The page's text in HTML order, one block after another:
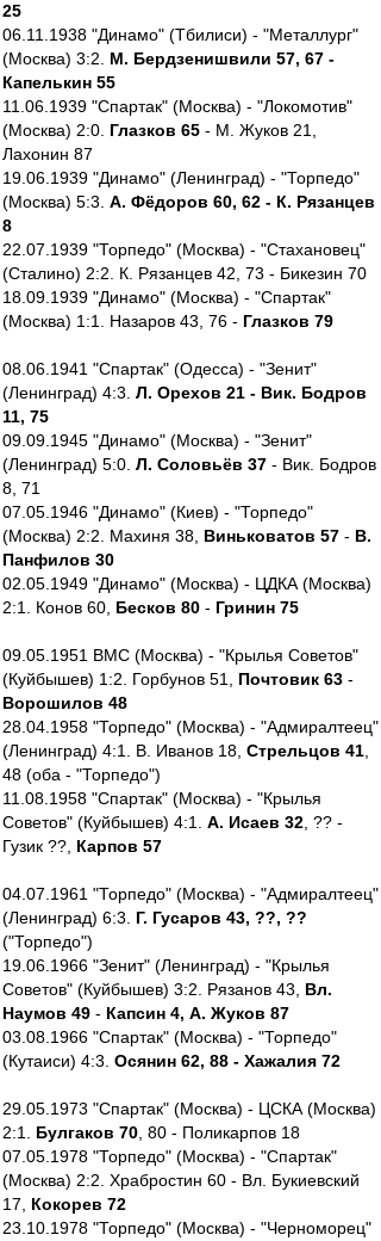
25
06.11.1938 "Динамо" (Тбилиси) - "Металлург"
(Москва) 3:2. М. Бердзенишвили 57, 67 -
Капелькин 55
11.06.1939 "Спартак" (Москва) - "Локомотив"
(Москва) 2:0. Глазков 65 - М. Жуков 21,
Лахонин 87
19.06.1939 "Динамо" (Ленинград) - "Торпедо"
(Москва) 5:3. А. Фёдоров 60, 62 - К. Рязанцев
8
22.07.1939 "Торпедо" (Москва) - "Стахановец"
(Сталино) 2:2. К. Рязанцев 42, 73 - Бикезин 70
18.09.1939 "Динамо" (Москва) - "Спартак"
(Москва) 1:1. Назаров 43, 76 - Глазков 79
08.06.1941 "Спартак" (Одесса) - "Зенит"
(Ленинград) 4:3. Л. Орехов 21 - Вик. Бодров
11, 75
09.09.1945 "Динамо" (Москва) - "Зенит"
(Ленинград) 5:0. Л. Соловьёв 37 - Вик. Бодров
8, 71
07.05.1946 "Динамо" (Киев) - "Торпедо"
(Москва) 2:2. Махиня 38, Виньковатов 57 - В.
Панфилов 30
02.05.1949 "Динамо" (Москва) - ЦДКА (Москва)
2:1. Конов 60, Бесков 80 - Гринин 75
09.05.1951 ВМС (Москва) - "Крылья Советов"
(Куйбышев) 1:2. Горбунов 51, Почтовик 63 -
Ворошилов 48
28.04.1958 "Торпедо" (Москва) - "Адмиралтеец"
(Ленинград) 4:1. В. Иванов 18, Стрельцов 41
48 (оба - "Торпедо")
11.08.1958 "Спартак" (Москва) - "Крылья
Советов" (Куйбышев) 4:1. А. Исаев 32 , ?? -
Гузик ??, Карпов 57
04.07.1961 "Торпедо" (Москва) - "Адмиралтеец"
(Ленинград) 6:3. Г. Гусаров 43, ??, ??
("Торпедо")
19.06.1966 "Зенит" (Ленинград) - "Крылья
Советов" (Куйбышев) 3:2. Рязанов 43, Вл.
Наумов 49 - Капсин 4, А. Жуков 87
03.08.1966 "Спартак" (Москва) - "Торпедо"
(Кутаиси) 4:3. Осянин 62, 88 - Хажалия 72
29.05.1973 "Спартак" (Москва) - ЦСКА (Москва)
2:1. Булгаков 70 , 80 - Поликарпов 18
07.05.1978 "Торпедо" (Москва) - "Спартак"
(Москва) 2:2. Храбростин 60 - Вл. Букиевский
17, Кокорев 72
23.10.1978 "Торпедо" (Москва) - "Черноморец"